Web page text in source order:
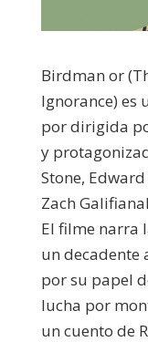
Birdman or
Ignorance) es
por dirigida
y
Stone,
Zach
El filme narra
un decadente
por su papel
lucha por
un cuento de